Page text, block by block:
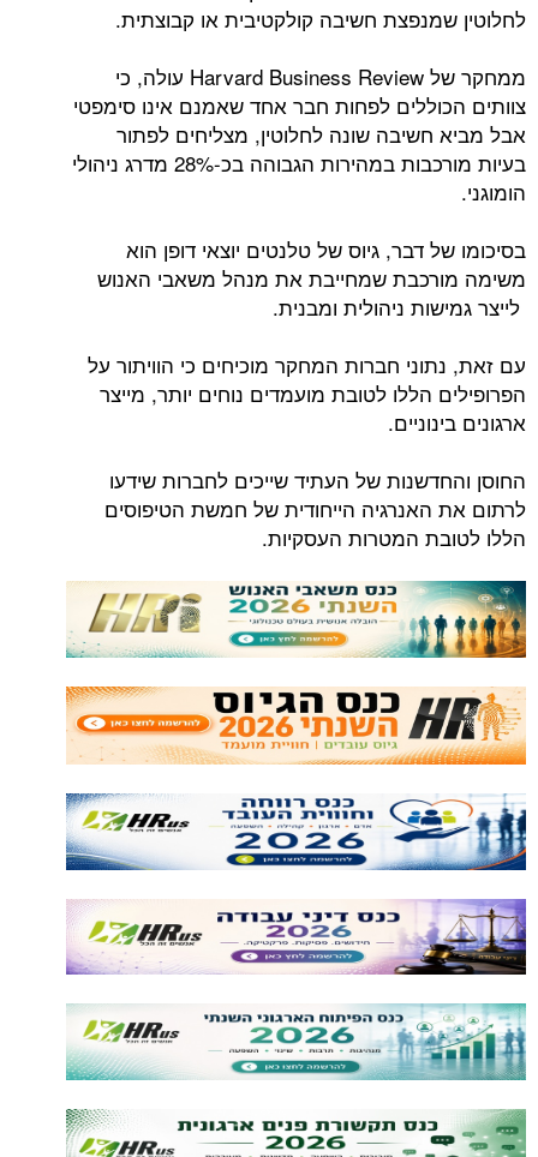
לחלוטין שמנפצת חשיבה קולקטיבית או קבוצתית.
ממחקר של Harvard Business Review עולה, כי
צוותים הכוללים לפחות חבר אחד שאמנם אינו סימפטי
אבל מביא חשיבה שונה לחלוטין, מצליחים לפתור
בעיות מורכבות במהירות הגבוהה בכ-28% מדרג ניהולי
הומוגני.
בסיכומו של דבר, גיוס של טלנטים יוצאי דופן הוא
משימה מורכבת שמחייבת את מנהל משאבי האנוש
לייצר גמישות ניהולית ומבנית.
עם זאת, נתוני חברות המחקר מוכיחים כי הוויתור על
הפרופילים הללו לטובת מועמדים נוחים יותר, מייצר
ארגונים בינוניים.
החוסן והחדשנות של העתיד שייכים לחברות שידעו
לרתום את האנרגיה הייחודית של חמשת הטיפוסים
הללו לטובת המטרות העסקיות.